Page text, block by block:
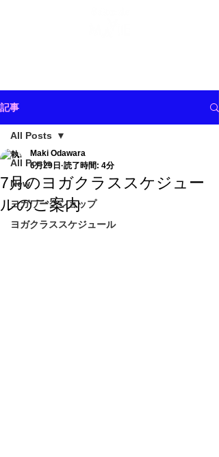
記事
All Posts
New
ヨガワークショップ
ヨガクラススケジュール
All Posts
7月のヨガクラススケジュー
ルのご案内
Maki Odawara
6月29日 読了時間: 4分